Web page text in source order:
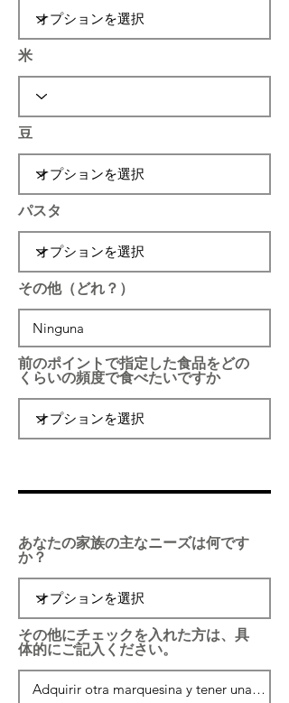
米
豆
パスタ
その他（どれ？）
前のポイントで指定した食品をどの
くらいの頻度で食べたいですか
あなたの家族の主なニーズは何です
か？
その他にチェックを入れた方は、具
体的にご記入ください。